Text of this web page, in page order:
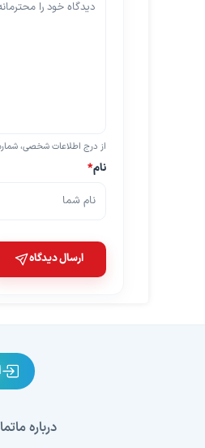
از درج اطلاعات شخصی،
نام*
ارسال دیدگاه
درباره ما